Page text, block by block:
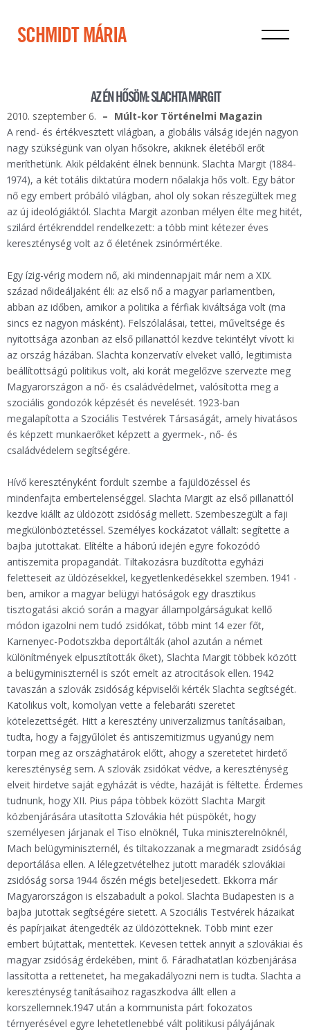
SCHMIDT MÁRIA
AZ ÉN HŐSÖM: SLACHTA MARGIT
2010. szeptember 6.
Múlt-kor Történelmi Magazin
A rend- és értékvesztett világban, a globális válság idején nagyon
nagy szükségünk van olyan hősökre, akiknek életéből erőt
meríthetünk. Akik példaként élnek bennünk. Slachta Margit (1884-
1974), a két totális diktatúra modern nőalakja hős volt. Egy bátor
nő egy embert próbáló világban, ahol oly sokan részegültek meg
az új ideológiáktól. Slachta Margit azonban mélyen élte meg hitét,
szilárd értékrenddel rendelkezett: a több mint kétezer éves
kereszténység volt az ő életének zsinórmértéke.
Egy ízig-vérig modern nő, aki mindennapjait már nem a XIX.
század nőideáljaként éli: az első nő a magyar parlamentben,
abban az időben, amikor a politika a férfiak kiváltsága volt (ma
sincs ez nagyon másként). Felszólalásai, tettei, műveltsége és
nyitottsága azonban az első pillanattól kezdve tekintélyt vívott ki
az ország házában. Slachta konzervatív elveket valló, legitimista
beállítottságú politikus volt, aki korát megelőzve szervezte meg
Magyarországon a nő- és családvédelmet, valósította meg a
szociális gondozók képzését és nevelését. 1923-ban
megalapította a Szociális Testvérek Társaságát, amely hivatásos
és képzett munkaerőket képzett a gyermek-, nő- és
családvédelem segítségére.
Hívő keresztényként fordult szembe a fajüldözéssel és
mindenfajta embertelenséggel. Slachta Margit az első pillanattól
kezdve kiállt az üldözött zsidóság mellett. Szembeszegült a faji
megkülönböztetéssel. Személyes kockázatot vállalt: segítette a
bajba jutottakat. Elítélte a háború idején egyre fokozódó
antiszemita propagandát. Tiltakozásra buzdította egyházi
feletteseit az üldözésekkel, kegyetlenkedésekkel szemben. 1941 -
ben, amikor a magyar belügyi hatóságok egy drasztikus
tisztogatási akció során a magyar állampolgárságukat kellő
módon igazolni nem tudó zsidókat, több mint 14 ezer főt,
Karnenyec-Podotszkba deportálták (ahol azután a német
különítmények elpusztították őket), Slachta Margit többek között
a belügyminiszternél is szót emelt az atrocitások ellen. 1942
tavaszán a szlovák zsidóság képviselői kérték Slachta segítségét.
Katolikus volt, komolyan vette a felebaráti szeretet
kötelezettségét. Hitt a keresztény univerzalizmus tanításaiban,
tudta, hogy a fajgyűlölet és antiszemitizmus ugyanúgy nem
torpan meg az országhatárok előtt, ahogy a szeretetet hirdető
kereszténység sem. A szlovák zsidókat védve, a kereszténység
elveit hirdetve saját egyházát is védte, hazáját is féltette. Érdemes
tudnunk, hogy XII. Pius pápa többek között Slachta Margit
közbenjárására utasította Szlovákia hét püspökét, hogy
személyesen járjanak el Tiso elnöknél, Tuka miniszterelnöknél,
Mach belügyminiszternél, és tiltakozzanak a megmaradt zsidóság
deportálása ellen. A lélegzetvételhez jutott maradék szlovákiai
zsidóság sorsa 1944 őszén mégis beteljesedett. Ekkorra már
Magyarországon is elszabadult a pokol. Slachta Budapesten is a
bajba jutottak segítségére sietett. A Szociális Testvérek házaikat
és papírjaikat átengedték az üldözötteknek. Több mint ezer
embert bújtattak, mentettek. Kevesen tettek annyit a szlovákiai és
magyar zsidóság érdekében, mint ő. Fáradhatatlan közbenjárása
lassította a rettenetet, ha megakadályozni nem is tudta. Slachta a
kereszténység tanításaihoz ragaszkodva állt ellen a
korszellemnek.1947 után a kommunista párt fokozatos
térnyerésével egyre lehetetlenebbé vált politikusi pályájának